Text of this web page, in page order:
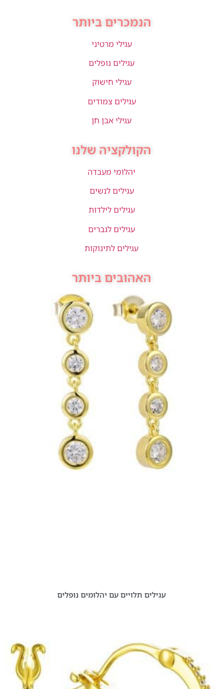
הנמכרים ביותר
עגילי מרטיני
עגילים נופלים
עגילי חישוק
עגילים צמודים
עגילי אבן חן
הקולקציה שלנו
יהלומי מעבדה
עגילים לנשים
עגילים לילדות
עגילים לגברים
עגילים לתינוקות
האהובים ביותר
עגילים תלויים עם יהלומים נופלים